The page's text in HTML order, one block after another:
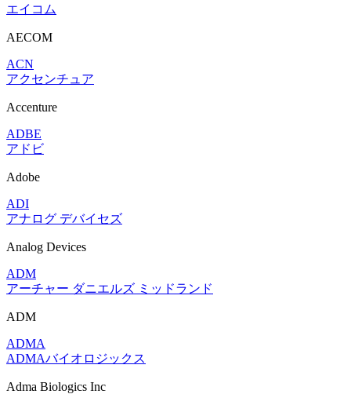
エイコム
AECOM
ACN
アクセンチュア
Accenture
ADBE
アドビ
Adobe
ADI
アナログ デバイセズ
Analog Devices
ADM
アーチャー ダニエルズ ミッドランド
ADM
ADMA
ADMAバイオロジックス
Adma Biologics Inc